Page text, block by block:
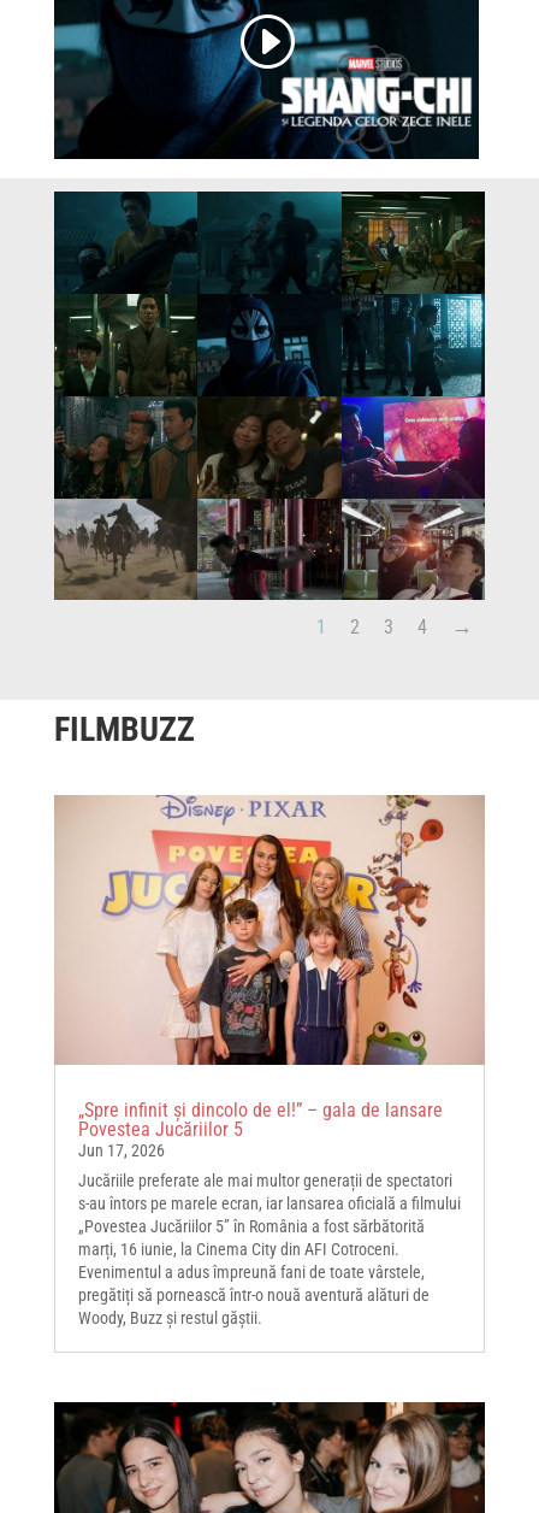
1 2 3 4
FILMBUZZ
„Spre infinit și dincolo de el!” – gala de lansare
Povestea Jucăriilor 5
Jun 17, 2026
Jucăriile preferate ale mai multor generații de spectatori
s-au întors pe marele ecran, iar lansarea oficială a filmului
„Povestea Jucăriilor 5” în România a fost sărbătorită
marți, 16 iunie, la Cinema City din AFI Cotroceni.
Evenimentul a adus împreună fani de toate vârstele,
pregătiți să pornească într-o nouă aventură alături de
Woody, Buzz și restul găștii.